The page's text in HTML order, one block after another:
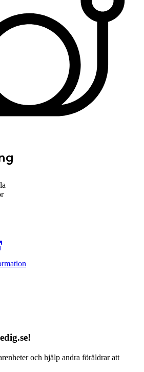
Idrottsgatan 2
och hjälp andra föräldrar att